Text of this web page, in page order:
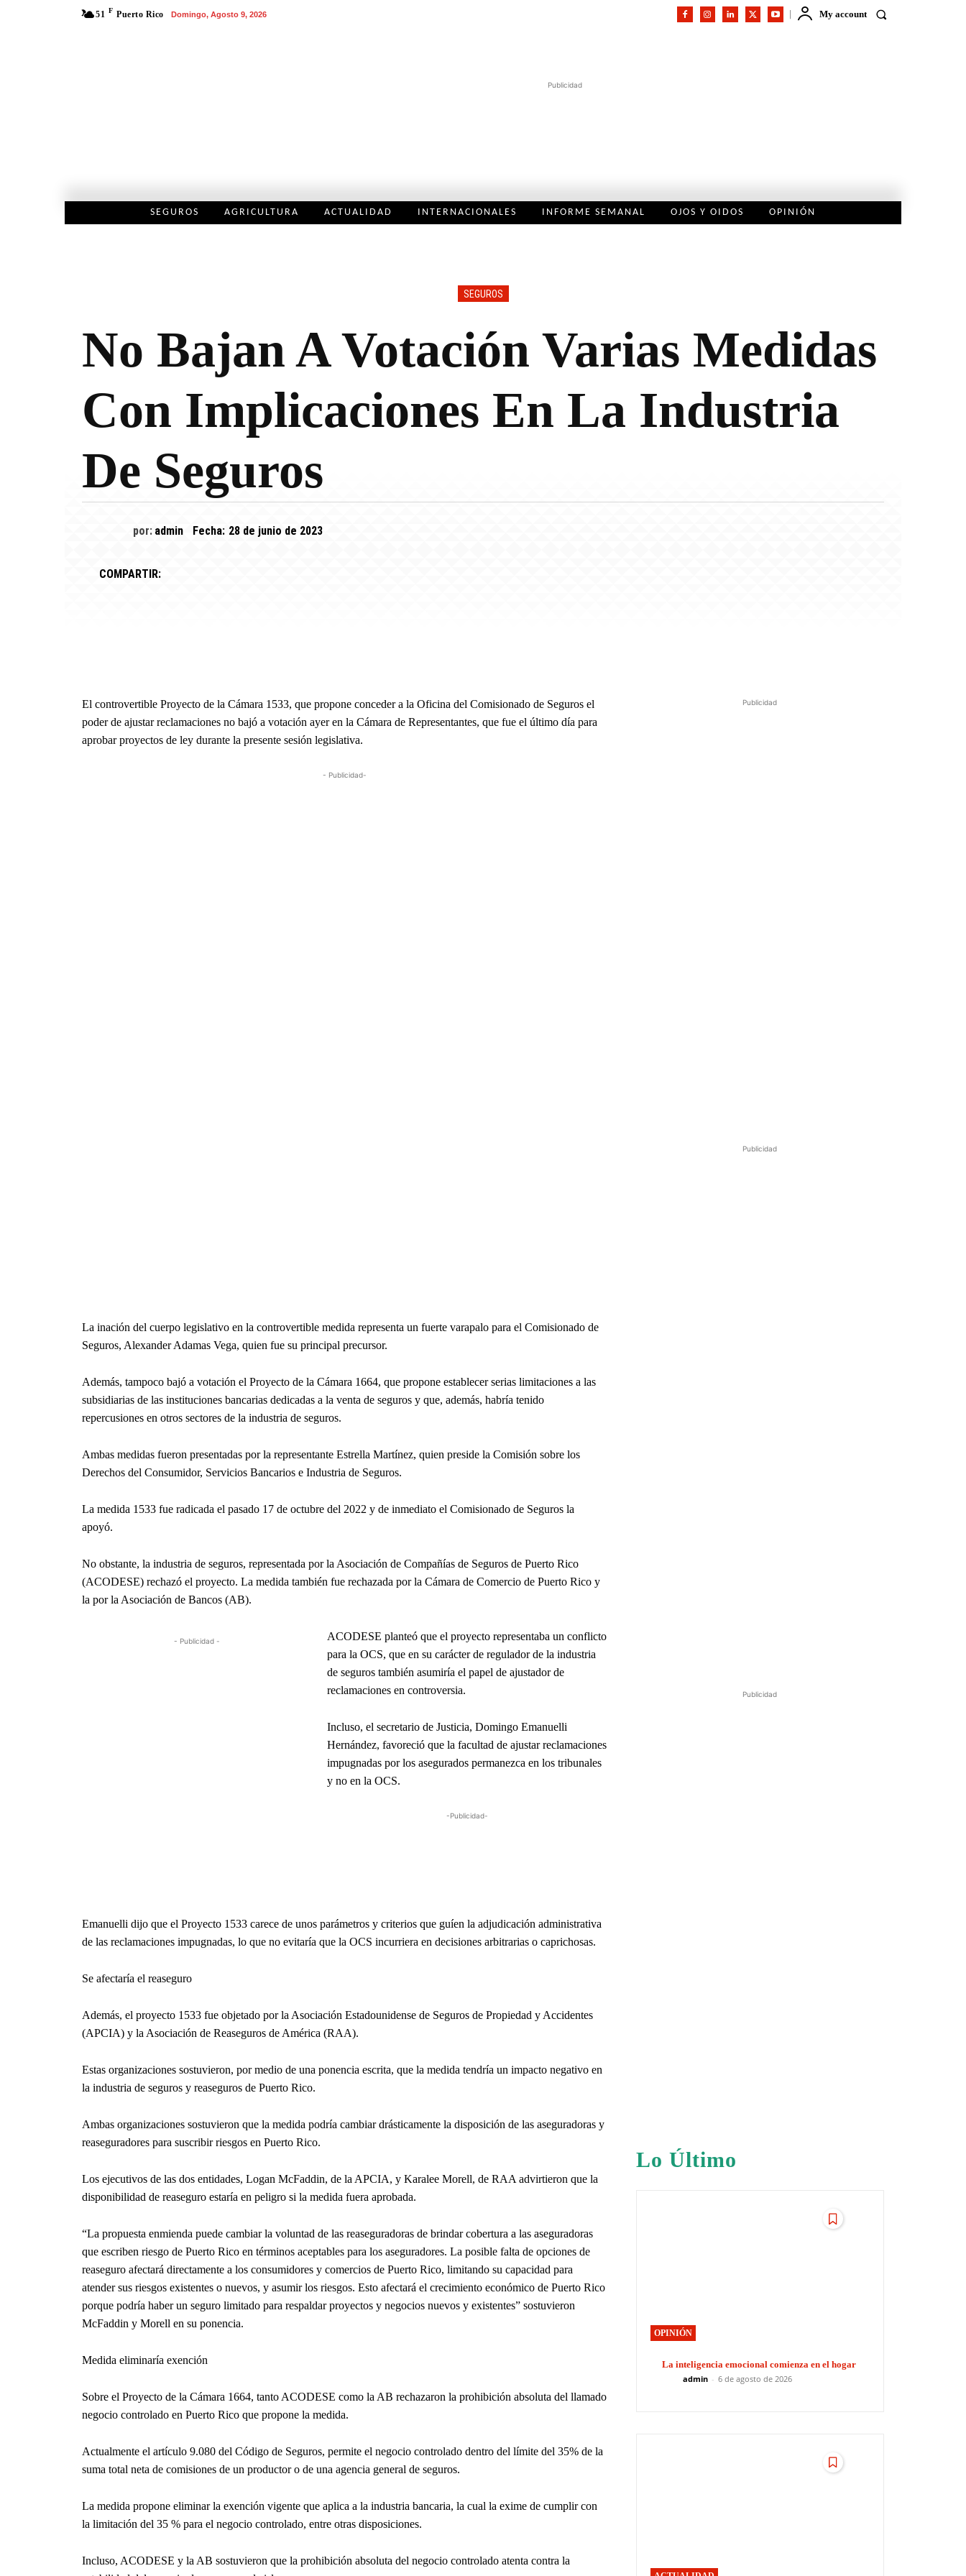
51 F Puerto Rico Domingo, Agosto 9, 2026 My account
Publicidad
SEGUROS AGRICULTURA ACTUALIDAD INTERNACIONALES INFORME SEMANAL OJOS Y OIDOS OPINIÓN
SEGUROS
No Bajan A Votación Varias Medidas
Con Implicaciones En La Industria
De Seguros
por: admin Fecha: 28 de junio de 2023
COMPARTIR:
El controvertible Proyecto de la Cámara 1533, que propone conceder a la Oficina del Comisionado de Seguros el
poder de ajustar reclamaciones no bajó a votación ayer en la Cámara de Representantes, que fue el último día para
aprobar proyectos de ley durante la presente sesión legislativa.
- Publicidad-
La inación del cuerpo legislativo en la controvertible medida representa un fuerte varapalo para el Comisionado de
Seguros, Alexander Adamas Vega, quien fue su principal precursor.
Además, tampoco bajó a votación el Proyecto de la Cámara 1664, que propone establecer serias limitaciones a las
subsidiarias de las instituciones bancarias dedicadas a la venta de seguros y que, además, habría tenido
repercusiones en otros sectores de la industria de seguros.
Ambas medidas fueron presentadas por la representante Estrella Martínez, quien preside la Comisión sobre los
Derechos del Consumidor, Servicios Bancarios e Industria de Seguros.
La medida 1533 fue radicada el pasado 17 de octubre del 2022 y de inmediato el Comisionado de Seguros la
apoyó.
No obstante, la industria de seguros, representada por la Asociación de Compañías de Seguros de Puerto Rico
(ACODESE) rechazó el proyecto. La medida también fue rechazada por la Cámara de Comercio de Puerto Rico y
la por la Asociación de Bancos (AB).
- Publicidad -
ACODESE planteó que el proyecto representaba un conflicto
para la OCS, que en su carácter de regulador de la industria
de seguros también asumiría el papel de ajustador de
reclamaciones en controversia.
Incluso, el secretario de Justicia, Domingo Emanuelli
Hernández, favoreció que la facultad de ajustar reclamaciones
impugnadas por los asegurados permanezca en los tribunales
y no en la OCS.
-Publicidad-
Emanuelli dijo que el Proyecto 1533 carece de unos parámetros y criterios que guíen la adjudicación administrativa
de las reclamaciones impugnadas, lo que no evitaría que la OCS incurriera en decisiones arbitrarias o caprichosas.
Se afectaría el reaseguro
Además, el proyecto 1533 fue objetado por la Asociación Estadounidense de Seguros de Propiedad y Accidentes
(APCIA) y la Asociación de Reaseguros de América (RAA).
Estas organizaciones sostuvieron, por medio de una ponencia escrita, que la medida tendría un impacto negativo en
la industria de seguros y reaseguros de Puerto Rico.
Ambas organizaciones sostuvieron que la medida podría cambiar drásticamente la disposición de las aseguradoras y
reaseguradores para suscribir riesgos en Puerto Rico.
Los ejecutivos de las dos entidades, Logan McFaddin, de la APCIA, y Karalee Morell, de RAA advirtieron que la
disponibilidad de reaseguro estaría en peligro si la medida fuera aprobada.
“La propuesta enmienda puede cambiar la voluntad de las reaseguradoras de brindar cobertura a las aseguradoras
que escriben riesgo de Puerto Rico en términos aceptables para los aseguradores. La posible falta de opciones de
reaseguro afectará directamente a los consumidores y comercios de Puerto Rico, limitando su capacidad para
atender sus riesgos existentes o nuevos, y asumir los riesgos. Esto afectará el crecimiento económico de Puerto Rico
porque podría haber un seguro limitado para respaldar proyectos y negocios nuevos y existentes” sostuvieron
McFaddin y Morell en su ponencia.
Medida eliminaría exención
Sobre el Proyecto de la Cámara 1664, tanto ACODESE como la AB rechazaron la prohibición absoluta del llamado
negocio controlado en Puerto Rico que propone la medida.
Actualmente el artículo 9.080 del Código de Seguros, permite el negocio controlado dentro del límite del 35% de la
suma total neta de comisiones de un productor o de una agencia general de seguros.
La medida propone eliminar la exención vigente que aplica a la industria bancaria, la cual la exime de cumplir con
la limitación del 35 % para el negocio controlado, entre otras disposiciones.
Incluso, ACODESE y la AB sostuvieron que la prohibición absoluta del negocio controlado atenta contra la
Publicidad
Publicidad
Publicidad
Lo Último
OPINIÓN
La inteligencia emocional comienza en el hogar
admin - 6 de agosto de 2026